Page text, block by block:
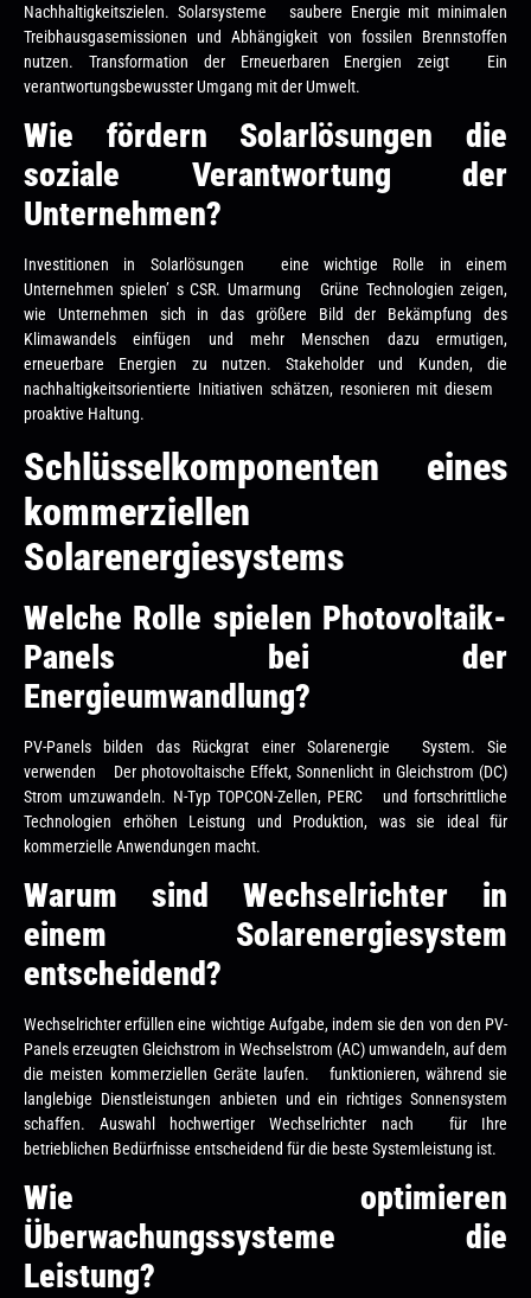
Nachhaltigkeitszielen. Solarsysteme saubere Energie mit minimalen
Treibhausgasemissionen und Abhängigkeit von fossilen Brennstoffen
nutzen. Transformation der Erneuerbaren Energien zeigt Ein
verantwortungsbewusster Umgang mit der Umwelt.
Wie fördern Solarlösungen die
soziale Verantwortung der
Unternehmen?
Investitionen in Solarlösungen eine wichtige Rolle in einem
Unternehmen spielen’ s CSR. Umarmung Grüne Technologien zeigen,
wie Unternehmen sich in das größere Bild der Bekämpfung des
Klimawandels einfügen und mehr Menschen dazu ermutigen,
erneuerbare Energien zu nutzen. Stakeholder und Kunden, die
nachhaltigkeitsorientierte Initiativen schätzen, resonieren mit diesem
proaktive Haltung.
Schlüsselkomponenten eines
kommerziellen
Solarenergiesystems
Welche Rolle spielen Photovoltaik-
Panels bei der
Energieumwandlung?
PV-Panels bilden das Rückgrat einer Solarenergie System. Sie
verwenden Der photovoltaische Effekt, Sonnenlicht in Gleichstrom (DC)
Strom umzuwandeln. N-Typ TOPCON-Zellen, PERC und fortschrittliche
Technologien erhöhen Leistung und Produktion, was sie ideal für
kommerzielle Anwendungen macht.
Warum sind Wechselrichter in
einem Solarenergiesystem
entscheidend?
Wechselrichter erfüllen eine wichtige Aufgabe, indem sie den von den PV-
Panels erzeugten Gleichstrom in Wechselstrom (AC) umwandeln, auf dem
die meisten kommerziellen Geräte laufen. funktionieren, während sie
langlebige Dienstleistungen anbieten und ein richtiges Sonnensystem
schaffen. Auswahl hochwertiger Wechselrichter nach für Ihre
betrieblichen Bedürfnisse entscheidend für die beste Systemleistung ist.
Wie optimieren
Überwachungssysteme die
Leistung?